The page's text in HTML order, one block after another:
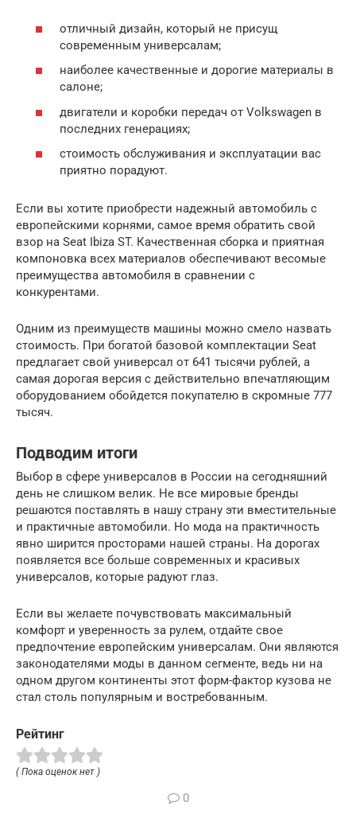
отличный дизайн, который не присущ
современным универсалам;
наиболее качественные и дорогие материалы в
салоне;
двигатели и коробки передач от Volkswagen в
последних генерациях;
стоимость обслуживания и эксплуатации вас
приятно порадуют.
Если вы хотите приобрести надежный автомобиль с
европейскими корнями, самое время обратить свой
взор на Seat Ibiza ST. Качественная сборка и приятная
компоновка всех материалов обеспечивают весомые
преимущества автомобиля в сравнении с
конкурентами.
Одним из преимуществ машины можно смело назвать
стоимость. При богатой базовой комплектации Seat
предлагает свой универсал от 641 тысячи рублей, а
самая дорогая версия с действительно впечатляющим
оборудованием обойдется покупателю в скромные 777
тысяч.
Подводим итоги
Выбор в сфере универсалов в России на сегодняшний
день не слишком велик. Не все мировые бренды
решаются поставлять в нашу страну эти вместительные
и практичные автомобили. Но мода на практичность
явно ширится просторами нашей страны. На дорогах
появляется все больше современных и красивых
универсалов, которые радуют глаз.
Если вы желаете почувствовать максимальный
комфорт и уверенность за рулем, отдайте свое
предпочтение европейским универсалам. Они являются
законодателями моды в данном сегменте, ведь ни на
одном другом континенты этот форм-фактор кузова не
стал столь популярным и востребованным.
Рейтинг
( Пока оценок нет )
0